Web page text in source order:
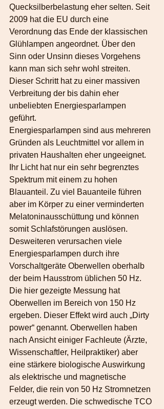
Quecksilberbelastung eher selten. Seit
2009 hat die EU durch eine
Verordnung das Ende der klassischen
Glühlampen angeordnet. Über den
Sinn oder Unsinn dieses Vorgehens
kann man sich sehr wohl streiten.
Dieser Schritt hat zu einer massiven
Verbreitung der bis dahin eher
unbeliebten Energiesparlampen
geführt.
Energiesparlampen sind aus mehreren
Gründen als Leuchtmittel vor allem in
privaten Haushalten eher ungeeignet.
Ihr Licht hat nur ein sehr begrenztes
Spektrum mit einem zu hohen
Blauanteil. Zu viel Bauanteile führen
aber im Körper zu einer verminderten
Melatoninausschüttung und können
somit Schlafstörungen auslösen.
Desweiteren verursachen viele
Energiesparlampen durch ihre
Vorschaltgeräte Oberwellen oberhalb
der beim Hausstrom üblichen 50 Hz.
Die hier gezeigte Messung hat
Oberwellen im Bereich von 150 Hz
ergeben. Dieser Effekt wird auch „Dirty
power“ genannt. Oberwellen haben
nach Ansicht einiger Fachleute (Ärzte,
Wissenschaftler, Heilpraktiker) aber
eine stärkere biologische Auswirkung
als elektrische und magnetische
Felder, die rein von 50 Hz Stromnetzen
erzeugt werden. Die schwedische TCO